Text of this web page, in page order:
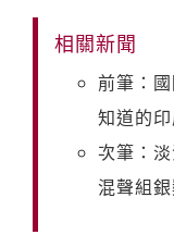
相關新聞
前筆：
知道的
次筆：
混聲組